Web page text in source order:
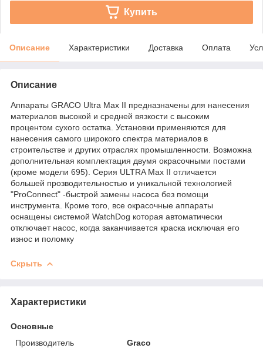
Купить
Описание Характеристики Доставка Оплата
Описание
Аппараты GRACO Ultra Max II предназначены для нанесения
материалов высокой и средней вязкости с высоким
процентом сухого остатка. Установки применяются для
нанесения самого широкого спектра материалов в
строительстве и других отраслях промышленности. Возможна
дополнительная комплектация двумя окрасочными постами
(кроме модели 695). Серия ULTRA Max II отличается
большей прозводительностью и уникальной технологией
"ProConnect" -быстрой замены насоса без помощи
инструмента. Кроме того, все окрасочные аппараты
оснащены системой WatchDog которая автоматически
отключает насос, когда заканчивается краска исключая его
износ и поломку
Скрыть
Характеристики
Основные
Производитель
Graco